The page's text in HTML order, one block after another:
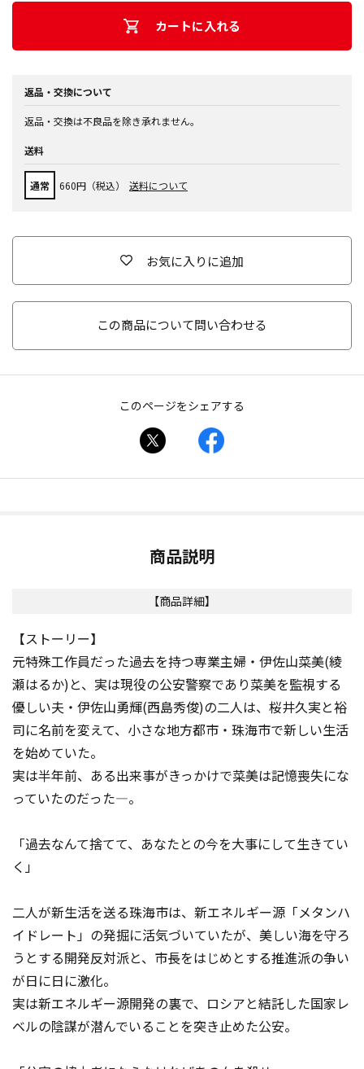
カートに入れる
返品・交換について
返品・交換は不良品を除き承れません。
送料
通常 660円（税込） 送料について
お気に入りに追加
この商品について問い合わせる
このページをシェアする
商品説明
【商品詳細】
【ストーリー】
元特殊工作員だった過去を持つ専業主婦・伊佐山菜美(綾
瀬はるか)と、実は現役の公安警察であり菜美を監視する
優しい夫・伊佐山勇輝(西島秀俊)の二人は、桜井久実と裕
司に名前を変えて、小さな地方都市・珠海市で新しい生活
を始めていた。
実は半年前、ある出来事がきっかけで菜美は記憶喪失にな
っていたのだった―。
「過去なんて捨てて、あなたとの今を大事にして生きてい
く」
二人が新生活を送る珠海市は、新エネルギー源「メタンハ
イドレート」の発掘に活気づいていたが、美しい海を守ろ
うとする開発反対派と、市長をはじめとする推進派の争い
が日に日に激化。
実は新エネルギー源開発の裏で、ロシアと結託した国家レ
ベルの陰謀が潜んでいることを突き止めた公安。